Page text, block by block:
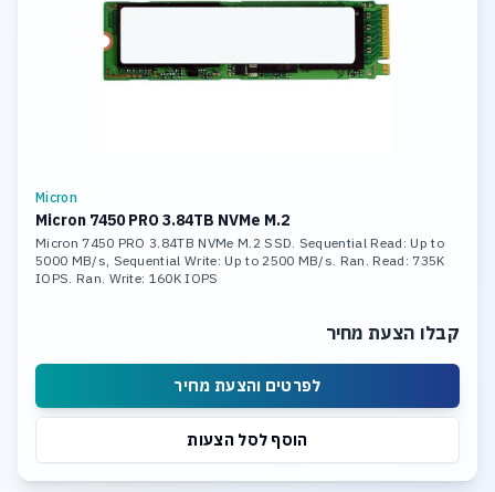
Micron
Micron 7450 PRO 3.84TB NVMe M.2
Micron 7450 PRO 3.84TB NVMe M.2 SSD. Sequential Read: Up to
5000 MB/s, Sequential Write: Up to 2500 MB/s. Ran. Read: 735K
IOPS. Ran. Write: 160K IOPS
קבלו הצעת מחיר
לפרטים והצעת מחיר
הוסף לסל הצעות